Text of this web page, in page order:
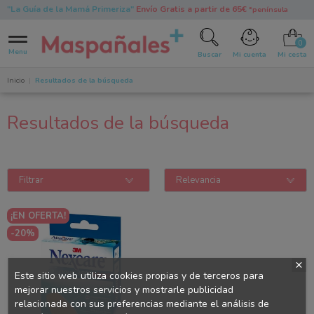
"La Guía de la Mamá Primeriza"Envío Gratis a partir de 65€ *península
Menu Buscar Mi cuenta Mi cesta
Inicio Resultados de la búsqueda
Resultados de la búsqueda
Filtrar Relevancia
¡EN OFERTA!
-20%
Este sitio web utiliza cookies propias y de terceros para
mejorar nuestros servicios y mostrarle publicidad
relacionada con sus preferencias mediante el análisis de